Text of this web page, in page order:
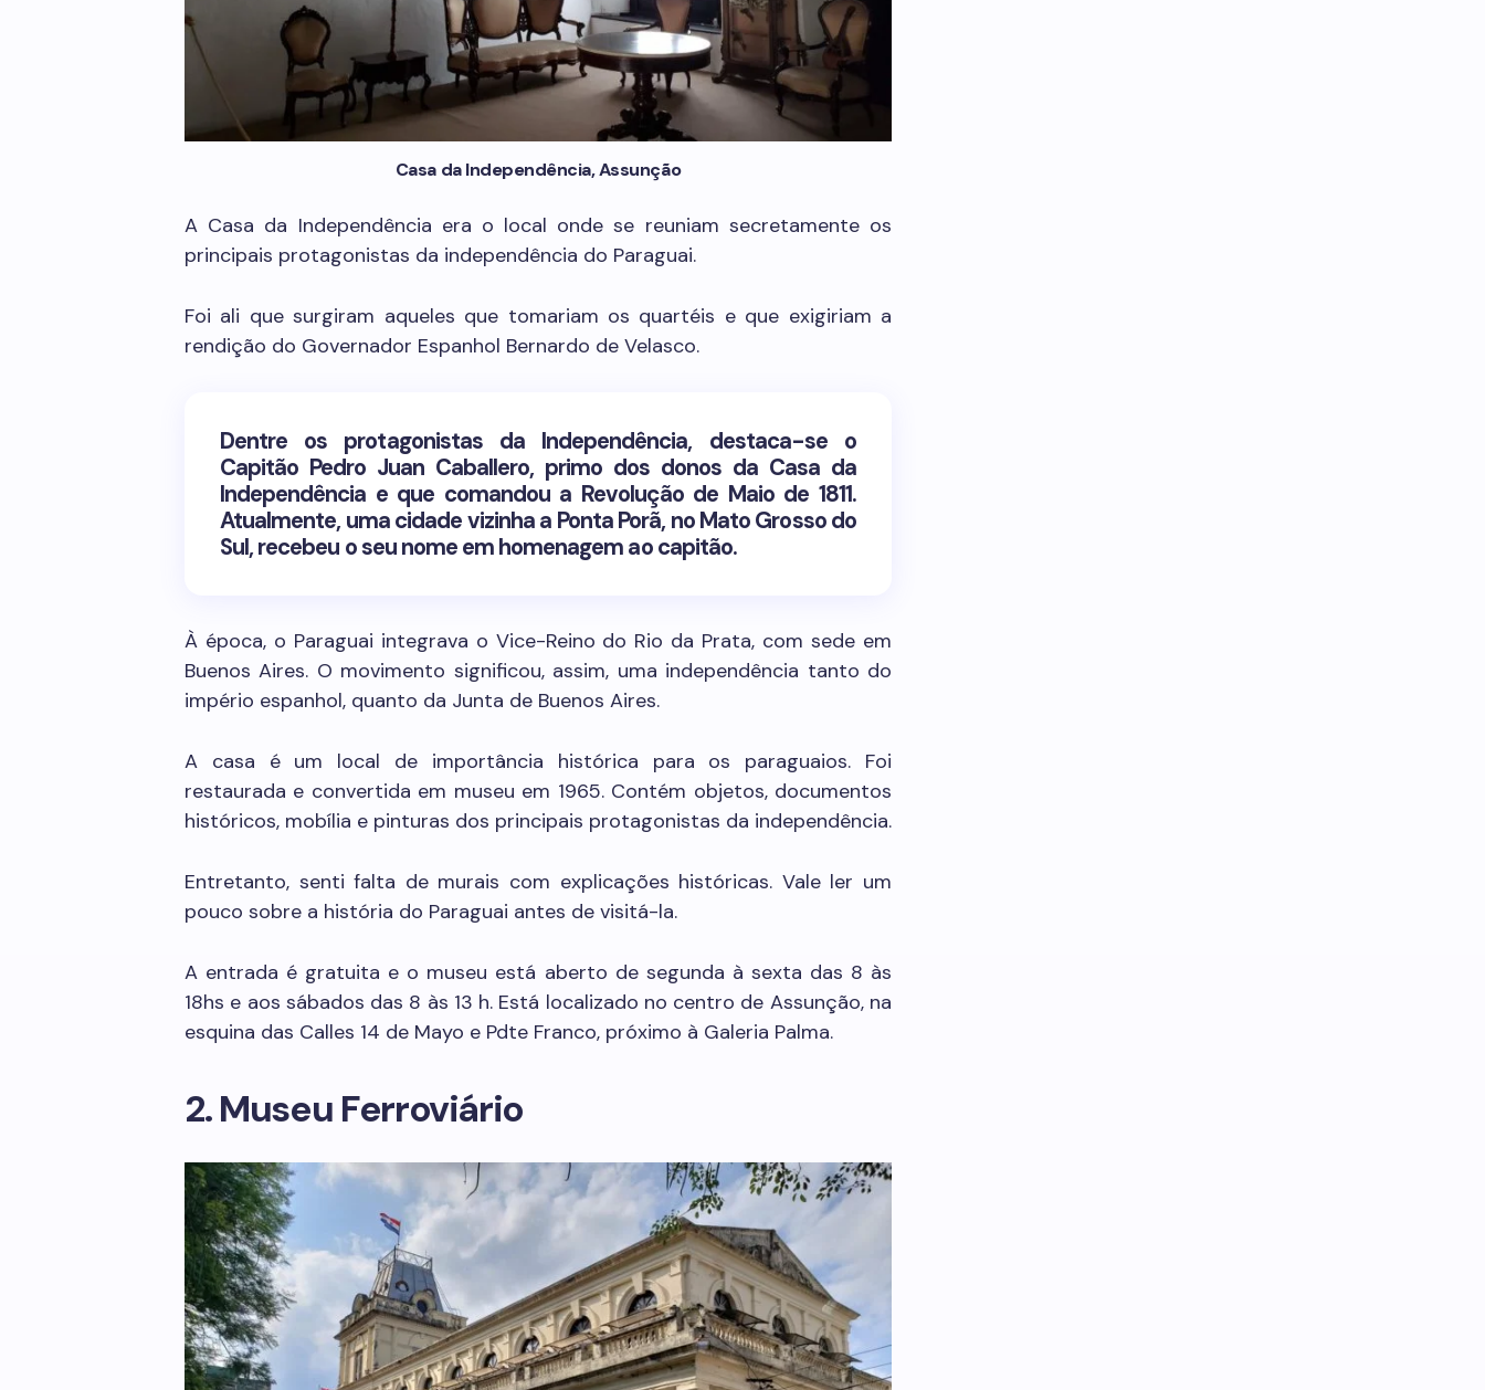
Casa da Independência, Assunção
A Casa da Independência era o local onde se reuniam secretamente os
principais protagonistas da independência do Paraguai.
Foi ali que surgiram aqueles que tomariam os quartéis e que exigiriam a
rendição do Governador Espanhol Bernardo de Velasco.
Dentre os protagonistas da Independência, destaca-se o
Capitão Pedro Juan Caballero, primo dos donos da Casa da
Independência e que comandou a Revolução de Maio de 1811.
Atualmente, uma cidade vizinha a Ponta Porã, no Mato Grosso do
Sul, recebeu o seu nome em homenagem ao capitão.
À época, o Paraguai integrava o Vice-Reino do Rio da Prata, com sede em
Buenos Aires. O movimento significou, assim, uma independência tanto do
império espanhol, quanto da Junta de Buenos Aires.
A casa é um local de importância histórica para os paraguaios. Foi
restaurada e convertida em museu em 1965. Contém objetos, documentos
históricos, mobília e pinturas dos principais protagonistas da independência.
Entretanto, senti falta de murais com explicações históricas. Vale ler um
pouco sobre a história do Paraguai antes de visitá-la.
A entrada é gratuita e o museu está aberto de segunda à sexta das 8 às
18hs e aos sábados das 8 às 13 h. Está localizado no centro de Assunção, na
esquina das Calles 14 de Mayo e Pdte Franco, próximo à Galeria Palma.
2. Museu Ferroviário